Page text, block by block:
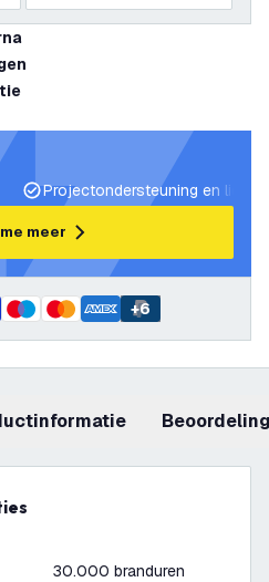
Projectondersteuning en
meer
+6
30.000 branduren